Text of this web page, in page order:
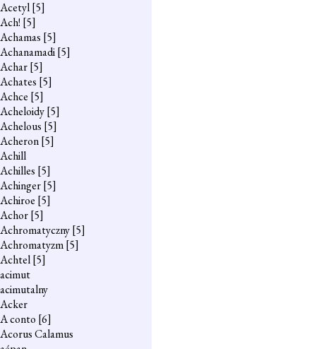
Acetyl[5]
Ach! [5]
Achamas [5]
Achanamadi[5]
Achar[5]
Achates [5]
Achce [5]
Acheloidy[5]
Achelous [5]
Acheron[5]
Achill
Achilles [5]
Achinger[5]
Achiroe [5]
Achor[5]
Achromatyczny[5]
Achromatyzm[5]
Achtel[5]
acimut
acimutalny
Acker
A conto [6]
Acorus Calamus